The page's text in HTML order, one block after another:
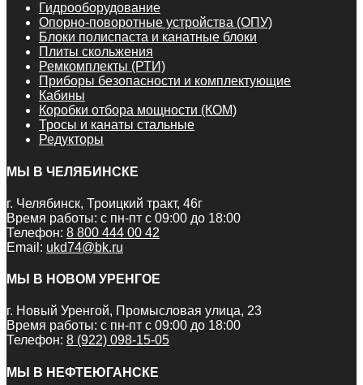
Гидрооборудование
Опорно-поворотные устройства (ОПУ)
Блоки полиспаста и канатные блоки
Плиты скольжения
Ремкомплекты (РТИ)
Приборы безопасности и комплектующие
Кабины
Коробки отбора мощности (КОМ)
Тросы и канаты стальные
Редукторы
МЫ В ЧЕЛЯБИНСКЕ
г. Челябинск, Троицкий тракт, 46г
Время работы: с пн-пт с 09:00 до 18:00
Телефон: 8 800 444 00 42
Email: ukd74@bk.ru
МЫ В НОВОМ УРЕНГОЕ
г. Новый Уренгой, Промысловая улица, 23
Время работы: с пн-пт с 09:00 до 18:00
Телефон: 8 (922) 098-15-05
МЫ В НЕФТЕЮГАНСКЕ